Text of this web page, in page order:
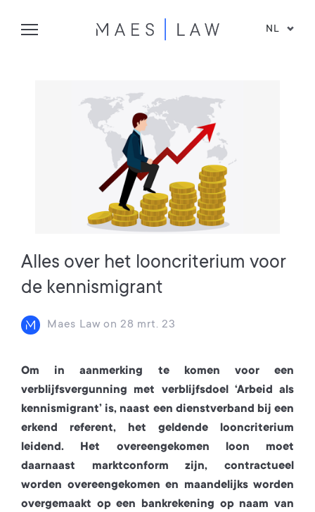
NL
Alles over het looncriterium voor
de kennismigrant
Maes Law on 28 mrt. 23
Om in aanmerking te komen voor een
verblijfsvergunning met verblijfsdoel ‘Arbeid als
kennismigrant’ is, naast een dienstverband bij een
erkend referent, het geldende looncriterium
leidend. Het overeengekomen loon moet
daarnaast marktconform zijn, contractueel
worden overeengekomen en maandelijks worden
overgemaakt op een bankrekening op naam van